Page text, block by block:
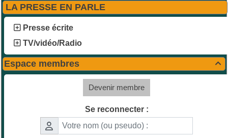
LA PRESSE EN PARLE
Presse écrite
TV/vidéo/Radio

Espace membres
Devenir membre
Se reconnecter :